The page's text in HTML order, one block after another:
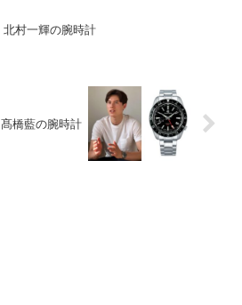
北村一輝の腕時計
髙橋藍の腕時計